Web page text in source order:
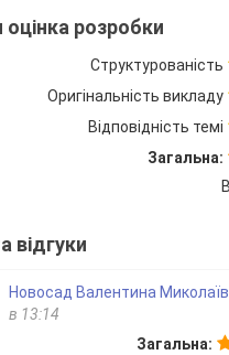
розробки
Структурованість
Оригінальність викладу
Відповідність темі
Загальна:
відгуки
Новосад Валентина
в 13:14
Загальна: